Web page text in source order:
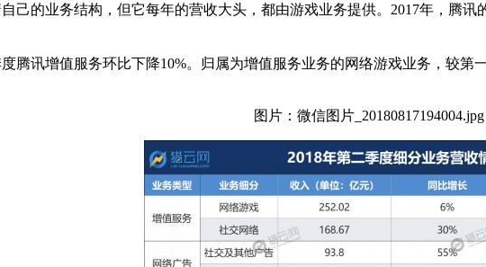
己的业务结构，但它每年的营收大头，都由游戏业务提供。2017年，腾
腾讯增值服务环比下降10%。归属为增值服务业务的网络游戏业务，较
图片：微信图片_20180817194004.jpg